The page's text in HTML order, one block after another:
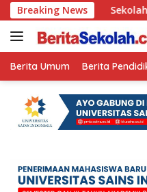
Langsung
ke
konten
Breaking News
Ini Sekolah Bebas
Berita Umum Berita